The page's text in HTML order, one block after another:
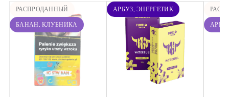
РАСПРОДАННЫЙ
БАНАН, КЛУБНИКА
АРБУЗ, ЭНЕРГЕТИК